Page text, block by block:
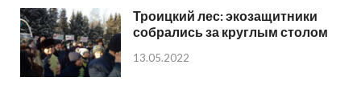
Троицкий лес: экозащитники
собрались за круглым столом
13.05.2022